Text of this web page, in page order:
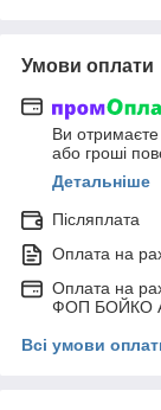
Умови оплати
Ви
або гроші
Детальніше
Післяплата
Оплата на
Оплата на
ФОП БОЙКО
Всі умови